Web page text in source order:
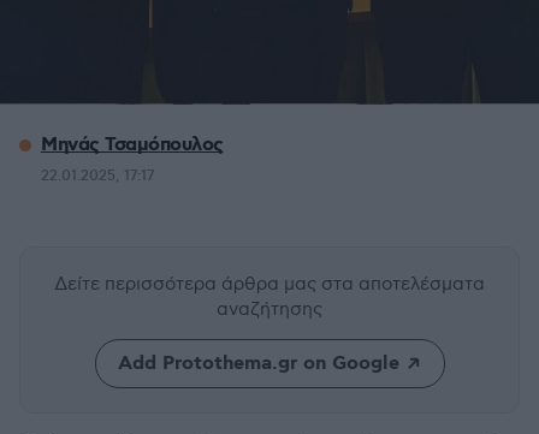
Μηνάς Τσαμόπουλος
22.01.2025, 17:17
Δείτε περισσότερα άρθρα μας στα αποτελέσματα
αναζήτησης
Add Protothema.gr on Google